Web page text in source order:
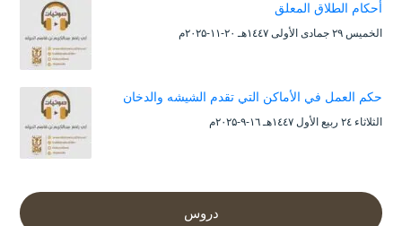
أحكام الطلاق المعلق
الخميس ۲۹ جمادى الأولى ۱٤٤۷هـ ۲۰-۱۱-۲۰۲۵م
حكم العمل في الأماكن التي تقدم الشيشه والدخان
الثلاثاء ۲٤ ربيع الأول ۱٤٤۷هـ ۱٦-۹-۲۰۲۵م
دروس